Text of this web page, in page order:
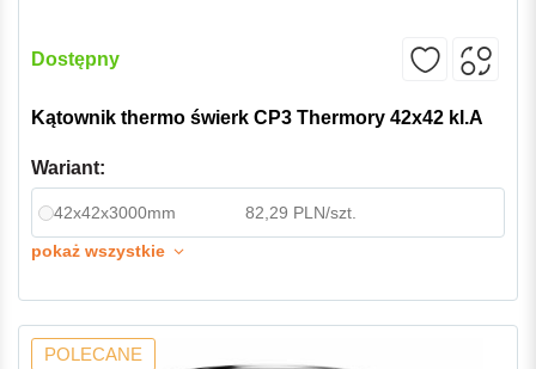
Dostępny
Kątownik thermo świerk CP3 Thermory 42x42 kl.A
Wariant:
42x42x3000mm
82,29 PLN/szt.
pokaż wszystkie
POLECANE